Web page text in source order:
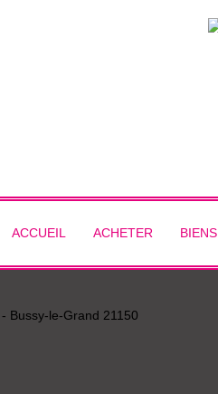
ACCUEIL ACHETER